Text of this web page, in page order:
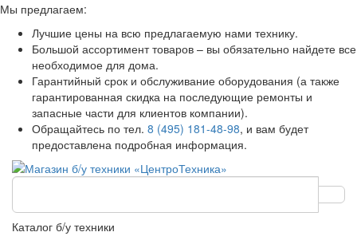
Мы предлагаем:
Лучшие цены на всю предлагаемую нами технику.
Большой ассортимент товаров – вы обязательно найдете все
необходимое для дома.
Гарантийный срок и обслуживание оборудования (а также
гарантированная скидка на последующие ремонты и
запасные части для клиентов компании).
Обращайтесь по тел. 8 (495) 181-48-98, и вам будет
предоставлена подробная информация.
Каталог б/у техники